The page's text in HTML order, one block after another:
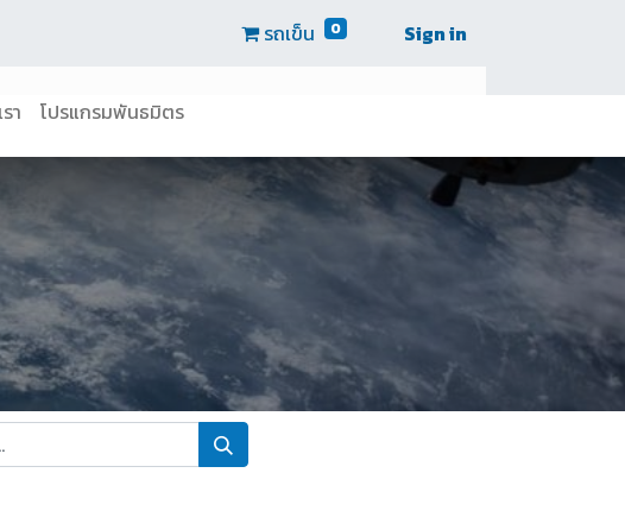
รถเข็น 0 Sign in
า โปรแกรมพันธมิตร